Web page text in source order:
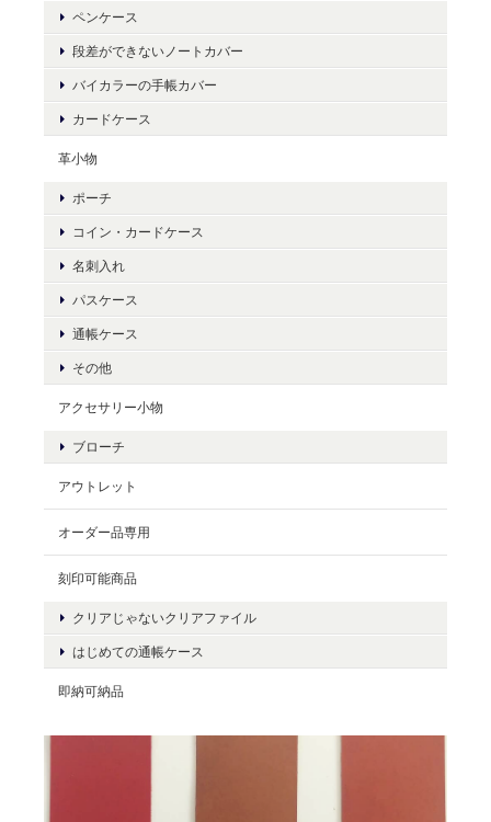
ペンケース
段差ができないノートカバー
バイカラーの手帳カバー
カードケース
革小物
ポーチ
コイン・カードケース
名刺入れ
パスケース
通帳ケース
その他
アクセサリー小物
ブローチ
アウトレット
オーダー品専用
刻印可能商品
クリアじゃないクリアファイル
はじめての通帳ケース
即納可納品